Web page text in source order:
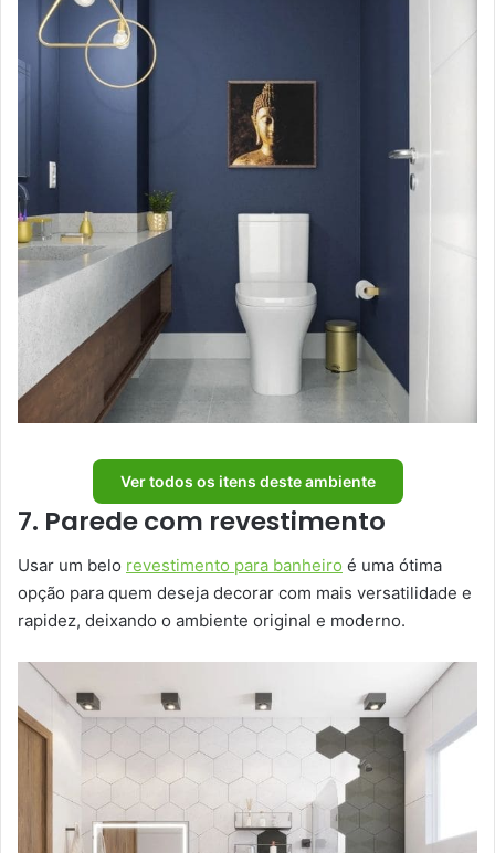
Ver todos os itens deste ambiente
7. Parede com revestimento
Usar um belo revestimento para banheiro é uma ótima
opção para quem deseja decorar com mais versatilidade e
rapidez, deixando o ambiente original e moderno.